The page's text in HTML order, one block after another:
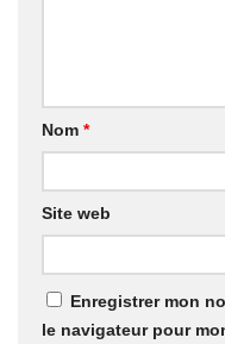
Nom *
Site web
Enregistrer mon
le navigateur pour